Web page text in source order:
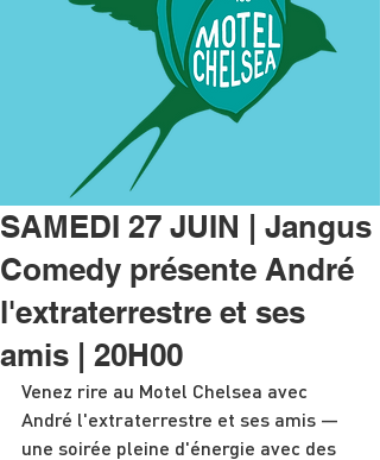
SAMEDI 27 JUIN | Jangus
Comedy présente André
l'extraterrestre et ses
amis | 20H00
Venez rire au Motel Chelsea avec
André l'extraterrestre et ses amis —
une soirée pleine d'énergie avec des